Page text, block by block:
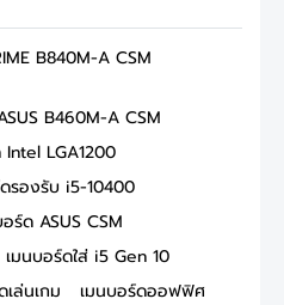
B840M-A CSM
B460M-A CSM
Intel LGA1200
รองรับ i5-10400
ร์ด ASUS CSM
เมนบอร์ดใส่ i5 Gen 10
ล่นเกม
เมนบอร์ดออฟฟิศ